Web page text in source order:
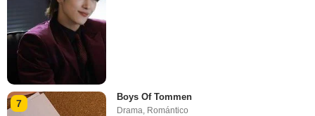
7
Boys Of Tommen
Drama Romántico